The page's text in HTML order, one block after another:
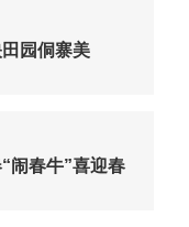
园侗寨美
闹春牛”喜迎春